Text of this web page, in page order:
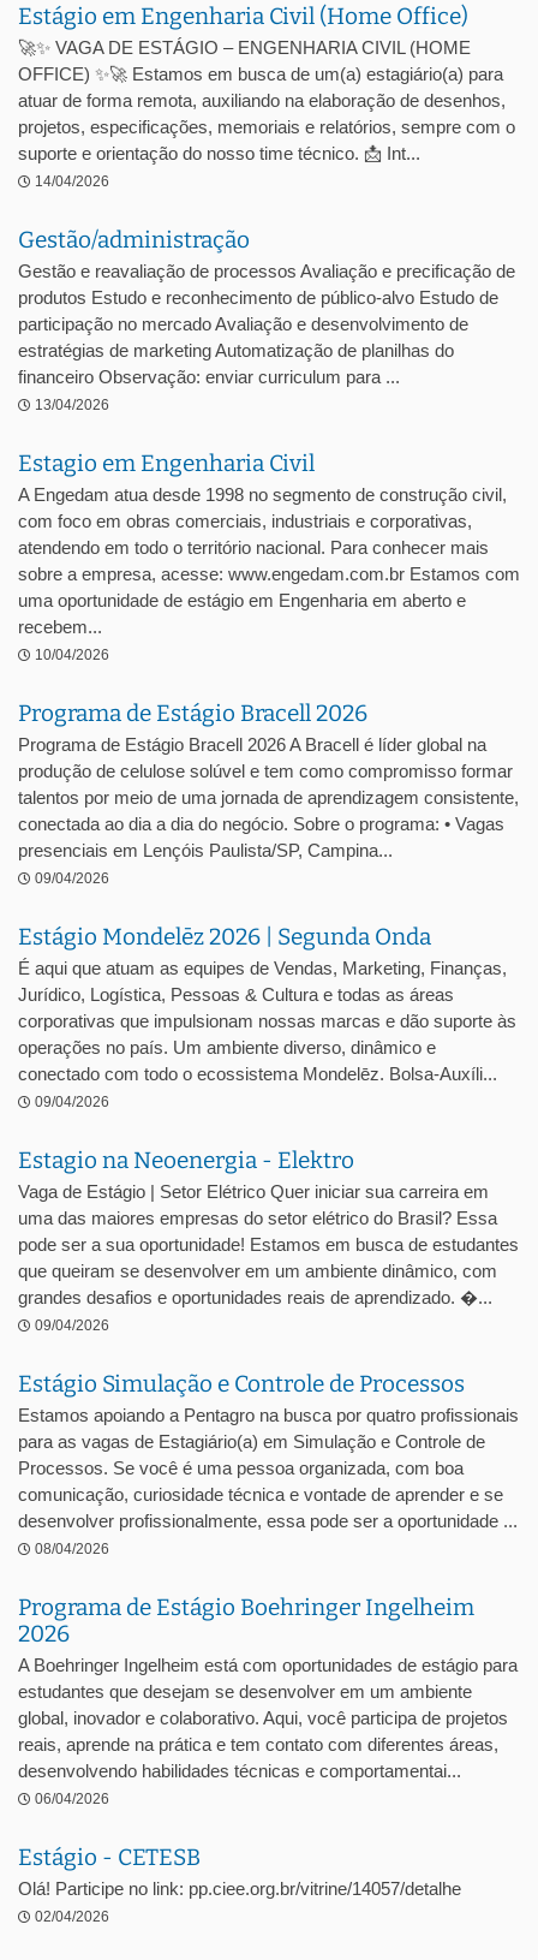
Estágio em Engenharia Civil (Home Office)
🚀✨ VAGA DE ESTÁGIO – ENGENHARIA CIVIL (HOME
OFFICE) ✨🚀 Estamos em busca de um(a) estagiário(a) para
atuar de forma remota, auxiliando na elaboração de desenhos,
projetos, especificações, memoriais e relatórios, sempre com o
suporte e orientação do nosso time técnico. 📩 Int...
14/04/2026
Gestão/administração
Gestão e reavaliação de processos Avaliação e precificação de
produtos Estudo e reconhecimento de público-alvo Estudo de
participação no mercado Avaliação e desenvolvimento de
estratégias de marketing Automatização de planilhas do
financeiro Observação: enviar curriculum para ...
13/04/2026
Estagio em Engenharia Civil
A Engedam atua desde 1998 no segmento de construção civil,
com foco em obras comerciais, industriais e corporativas,
atendendo em todo o território nacional. Para conhecer mais
sobre a empresa, acesse: www.engedam.com.br Estamos com
uma oportunidade de estágio em Engenharia em aberto e
recebem...
10/04/2026
Programa de Estágio Bracell 2026
Programa de Estágio Bracell 2026 A Bracell é líder global na
produção de celulose solúvel e tem como compromisso formar
talentos por meio de uma jornada de aprendizagem consistente,
conectada ao dia a dia do negócio. Sobre o programa: • Vagas
presenciais em Lençóis Paulista/SP, Campina...
09/04/2026
Estágio Mondelēz 2026 | Segunda Onda
É aqui que atuam as equipes de Vendas, Marketing, Finanças,
Jurídico, Logística, Pessoas & Cultura e todas as áreas
corporativas que impulsionam nossas marcas e dão suporte às
operações no país. Um ambiente diverso, dinâmico e
conectado com todo o ecossistema Mondelēz. Bolsa-Auxíli...
09/04/2026
Estagio na Neoenergia - Elektro
Vaga de Estágio | Setor Elétrico Quer iniciar sua carreira em
uma das maiores empresas do setor elétrico do Brasil? Essa
pode ser a sua oportunidade! Estamos em busca de estudantes
que queiram se desenvolver em um ambiente dinâmico, com
grandes desafios e oportunidades reais de aprendizado. �...
09/04/2026
Estágio Simulação e Controle de Processos
Estamos apoiando a Pentagro na busca por quatro profissionais
para as vagas de Estagiário(a) em Simulação e Controle de
Processos. Se você é uma pessoa organizada, com boa
comunicação, curiosidade técnica e vontade de aprender e se
desenvolver profissionalmente, essa pode ser a oportunidade ...
08/04/2026
Programa de Estágio Boehringer Ingelheim
2026
A Boehringer Ingelheim está com oportunidades de estágio para
estudantes que desejam se desenvolver em um ambiente
global, inovador e colaborativo. Aqui, você participa de projetos
reais, aprende na prática e tem contato com diferentes áreas,
desenvolvendo habilidades técnicas e comportamentai...
06/04/2026
Estágio - CETESB
Olá! Participe no link: pp.ciee.org.br/vitrine/14057/detalhe
02/04/2026